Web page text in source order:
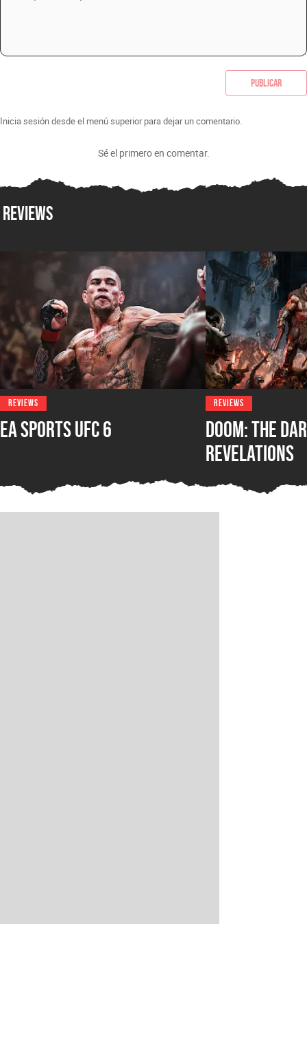
Publicar
Inicia sesión desde el menú superior para dejar un comentario.
Sé el primero en comentar.
Reviews
REVIEWS
EA Sports UFC 6
REVIEWS
DOOM: The
Revelations